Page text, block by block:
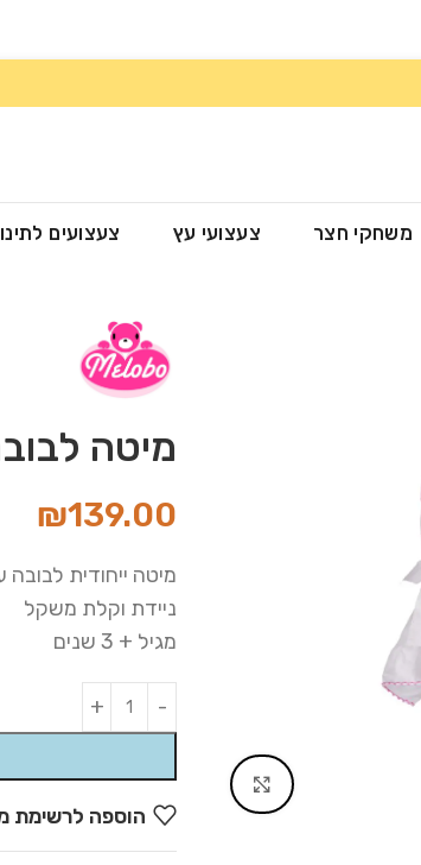
משחקי חצר צעצועי עץ צעצועים
Click to
מיטה
₪139.00
מיטה ייחודית לבובה
ניידת וקלת משקל
מגיל + 3 שנים
Alternative:
הוספה לרשימת